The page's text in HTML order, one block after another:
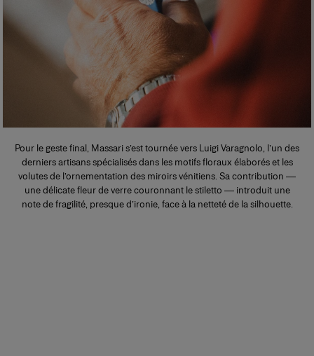
Pour le geste final, Massari s’est tournée vers Luigi Varagnolo, l’un des
derniers artisans spécialisés dans les motifs floraux élaborés et les
volutes de l’ornementation des miroirs vénitiens. Sa contribution —
une délicate fleur de verre couronnant le stiletto — introduit une
note de fragilité, presque d’ironie, face à la netteté de la silhouette.